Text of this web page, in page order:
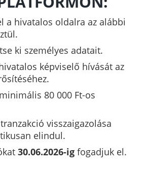
a hivatalos oldalra az alábbi
ki személyes adatait.
képviselő hívását az
80 000 Ft-os
visszaigazolása
elindul.
30.06.2026-igfogadjuk el.